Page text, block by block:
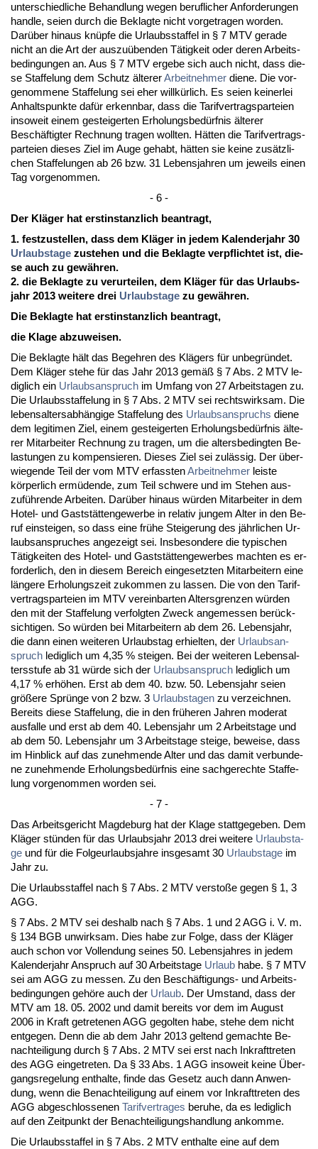
un­ter­schied­li­che Be­hand­lung we­gen be­ruf­li­cher An­for­de­run­gen
hand­le, sei­en durch die Be­klag­te nicht vor­ge­tra­gen wor­den.
Darüber hin­aus knüpfe die Ur­laubs­staf­fel in § 7 MTV ge­ra­de
nicht an die Art der aus­zuüben­den Tätig­keit oder de­ren Ar­beits­
be­din­gun­gen an. Aus § 7 MTV er­ge­be sich auch nicht, dass die­
se Staf­fe­lung dem Schutz älte­rerAr­beit­neh­mer die­ne. Die vor­
ge­nom­me­ne Staf­fe­lung sei eher willkürlich. Es sei­en kei­ner­lei
An­halts­punk­te dafür er­kenn­bar, dass die Ta­rif­ver­trags­par­tei­en
in­so­weit ei­nem ge­stei­ger­ten Er­ho­lungs­bedürf­nis älte­rer
Beschäftig­ter Rech­nung tra­gen woll­ten. Hätten die Ta­rif­ver­trags­
par­tei­en die­ses Ziel im Au­ge ge­habt, hätten sie kei­ne zusätz­li­
chen Staf­fe­lun­gen ab 26 bzw. 31 Le­bens­jah­ren um je­weils ei­nen
Tag vor­ge­nom­men.
- 6 -
Der Kläger hat erst­in­stanz­lich be­an­tragt,
1. fest­zu­stel­len, dass dem Kläger in je­dem Ka­len­der­jahr 30
Ur­laubs­ta­ge zu­ste­hen und die Be­klag­te ver­pflich­tet ist, die­
se auch zu gewähren.
2. die Be­klag­te zu ver­ur­tei­len, dem Kläger für das Ur­laubs­
jahr 2013 wei­te­re drei Ur­laubs­ta­ge zu gewähren.
Die Be­klag­te hat erst­in­stanz­lich be­an­tragt,
die Kla­ge ab­zu­wei­sen.
Die Be­klag­te hält das Be­geh­ren des Klägers für un­be­gründet.
Dem Kläger ste­he für das Jahr 2013 gemäß § 7 Abs. 2 MTV le­
dig­lich ein Ur­laubs­an­spruch im Um­fang von 27 Ar­beits­ta­gen zu.
Die Ur­laubs­staf­fe­lung in § 7 Abs. 2 MTV sei rechts­wirk­sam. Die
le­bens­al­ters­abhängi­ge Staf­fe­lung des Ur­laubs­an­spruchs die­ne
dem le­gi­ti­men Ziel, ei­nem ge­stei­ger­ten Er­ho­lungs­bedürf­nis älte­
rer Mit­ar­bei­ter Rech­nung zu tra­gen, um die al­ters­be­ding­ten Be­
las­tun­gen zu kom­pen­sie­ren. Die­ses Ziel sei zulässig. Der über­
wie­gen­de Teil der vom MTV er­fass­tenAr­beit­neh­mer leis­te
körper­lich ermüden­de, zum Teil schwe­re und im Ste­hen aus­
zuführen­de Ar­bei­ten. Darüber hin­aus würden Mit­ar­bei­ter in dem
Ho­tel- und Gaststätten­ge­wer­be in re­la­tiv jun­gem Al­ter in den Be­
ruf ein­stei­gen, so dass ei­ne frühe Stei­ge­rung des jähr­li­chen Ur­
laubs­an­spru­ches an­ge­zeigt sei. Ins­be­son­de­re die ty­pi­schen
Tätig­kei­ten des Ho­tel- und Gaststätten­ge­wer­bes mach­ten es er­
for­der­lich, den in die­sem Be­reich ein­ge­setz­ten Mit­ar­bei­tern ei­ne
länge­re Er­ho­lungs­zeit zu­kom­men zu las­sen. Die von den Ta­rif­
ver­trags­par­tei­en im MTV ver­ein­bar­ten Al­ters­gren­zen würden
den mit der Staf­fe­lung ver­folg­ten Zweck an­ge­mes­sen berück­
sich­ti­gen. So würden bei Mit­ar­bei­tern ab dem 26. Le­bens­jahr,
die dann ei­nen wei­te­ren Ur­laubs­tag er­hiel­ten, der Ur­laubs­an­
spruch le­dig­lich um 4,35 % stei­gen. Bei der wei­te­ren Le­bens­al­
ters­stu­fe ab 31 würde sich der Ur­laubs­an­spruch le­dig­lich um
4,17 % erhöhen. Erst ab dem 40. bzw. 50. Le­bens­jahr sei­en
größere Sprünge von 2 bzw. 3 Ur­laubs­ta­gen zu ver­zeich­nen.
Be­reits die­se Staf­fe­lung, die in den frühe­ren Jah­ren mo­de­rat
aus­fal­le und erst ab dem 40. Le­bens­jahr um 2 Ar­beits­ta­ge und
ab dem 50. Le­bens­jahr um 3 Ar­beits­ta­ge stei­ge, be­wei­se, dass
im Hin­blick auf das zu­neh­men­de Al­ter und das da­mit ver­bun­de­
ne zu­neh­men­de Er­ho­lungs­bedürf­nis ei­ne sach­ge­rech­te Staf­fe­
lung vor­ge­nom­men wor­den sei.
- 7 -
Das Ar­beits­ge­richt Mag­de­burg hat der Kla­ge statt­ge­ge­ben. Dem
Kläger stünden für das Ur­laubs­jahr 2013 drei wei­te­re Ur­laubs­ta­
ge und für die Fol­ge­ur­laubs­jah­re ins­ge­samt 30 Ur­laubs­ta­ge im
Jahr zu.
Die Ur­laubs­staf­fel nach § 7 Abs. 2 MTV ver­s­toße ge­gen § 1, 3
AGG.
§ 7 Abs. 2 MTV sei des­halb nach § 7 Abs. 1 und 2 AGG i. V. m.
§ 134 BGB un­wirk­sam. Dies ha­be zur Fol­ge, dass der Kläger
auch schon vor Voll­endung sei­nes 50. Le­bens­jah­res in je­dem
Ka­len­der­jahr An­spruch auf 30 Ar­beits­ta­ge Ur­laub ha­be. § 7 MTV
sei am AGG zu mes­sen. Zu den Beschäfti­gungs- und Ar­beits­
be­din­gun­gen gehöre auch der Ur­laub. Der Um­stand, dass der
MTV am 18. 05. 2002 und da­mit be­reits vor dem im Au­gust
2006 in Kraft ge­tre­te­nen AGG ge­gol­ten ha­be, ste­he dem nicht
ent­ge­gen. Denn die ab dem Jahr 2013 gel­tend ge­mach­te Be­
nach­tei­li­gung durch § 7 Abs. 2 MTV sei erst nach In­kraft­tre­ten
des AGG ein­ge­tre­ten. Da § 33 Abs. 1 AGG in­so­weit kei­ne Über­
g­angs­re­ge­lung ent­hal­te, fin­de das Ge­setz auch dann An­wen­
dung, wenn die Be­nach­tei­li­gung auf ei­nem vor In­kraft­tre­ten des
AGG ab­ge­schlos­se­nen Ta­rif­ver­tra­ges be­ru­he, da es le­dig­lich
auf den Zeit­punkt der Be­nach­tei­li­gungs­hand­lung an­kom­me.
Die Ur­laubs­staf­fel in § 7 Abs. 2 MTV ent­hal­te ei­ne auf dem